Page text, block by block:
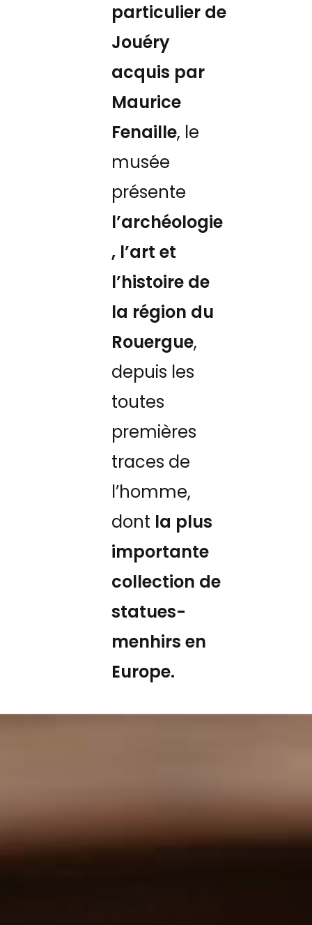
particulier de
Jouéry
acquis par
Maurice
Fenaille, le
musée
présente
l’archéologie
, l’art et
l’histoire de
la région du
Rouergue,
depuis les
toutes
premières
traces de
l’homme,
dont la plus
importante
collection de
statues-
menhirs en
Europe.